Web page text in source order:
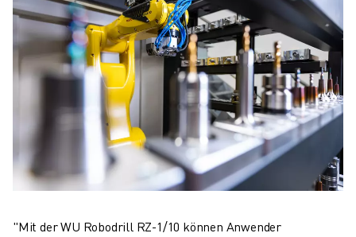
"Mit der WU Robodrill RZ-1/10 können Anwender